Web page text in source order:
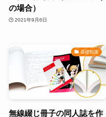
の場合）
2021年9月6日
基礎知識
無線綴じ冊子の同人誌を作